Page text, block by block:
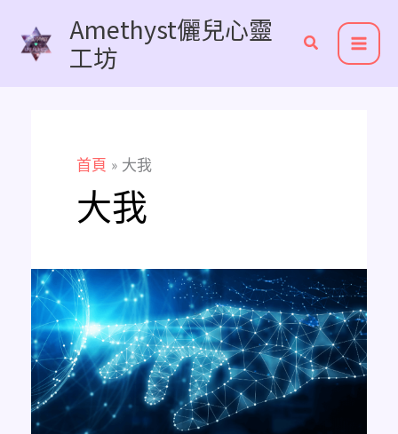
Amethyst儷兒心靈
工坊
首頁 大我
大我
如
何
連
接
高
我?
引
用
自
超
越